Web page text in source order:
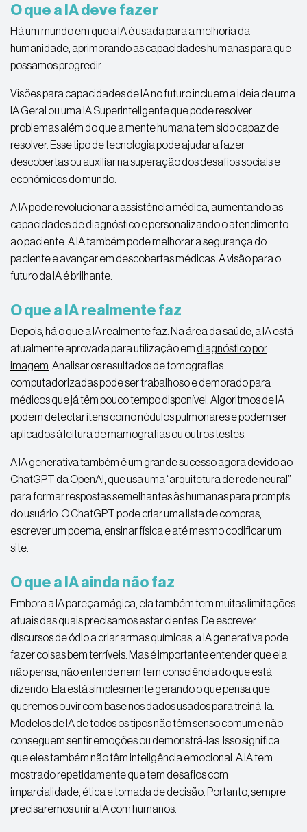
O que a IA deve fazer
Há um mundo em que a IA é usada para a melhoria da
humanidade, aprimorando as capacidades humanas para que
possamos progredir.
Visões para capacidades de IA no futuro incluem a ideia de uma
IA Geral ou uma IA Superinteligente que pode resolver
problemas além do que a mente humana tem sido capaz de
resolver. Esse tipo de tecnologia pode ajudar a fazer
descobertas ou auxiliar na superação dos desafios sociais e
econômicos do mundo.
A IA pode revolucionar a assistência médica, aumentando as
capacidades de diagnóstico e personalizando o atendimento
ao paciente. A IA também pode melhorar a segurança do
paciente e avançar em descobertas médicas. A visão para o
futuro da IA é brilhante.
O que a IA realmente faz
Depois, há o que a IA realmente faz. Na área da saúde, a IA está
atualmente aprovada para utilização em diagnóstico por
imagem . Analisar os resultados de tomografias
computadorizadas pode ser trabalhoso e demorado para
médicos que já têm pouco tempo disponível. Algoritmos de IA
podem detectar itens como nódulos pulmonares e podem ser
aplicados à leitura de mamografias ou outros testes.
A IA generativa também é um grande sucesso agora devido ao
ChatGPT da OpenAI, que usa uma “arquitetura de rede neural”
para formar respostas semelhantes às humanas para prompts
do usuário. O ChatGPT pode criar uma lista de compras,
escrever um poema, ensinar física e até mesmo codificar um
site.
O que a IA ainda não faz
Embora a IA pareça mágica, ela também tem muitas limitações
atuais das quais precisamos estar cientes. De escrever
discursos de ódio a criar armas químicas, a IA generativa pode
fazer coisas bem terríveis. Mas é importante entender que ela
não pensa, não entende nem tem consciência do que está
dizendo. Ela está simplesmente gerando o que pensa que
queremos ouvir com base nos dados usados ​​para treiná-la.
Modelos de IA de todos os tipos não têm senso comum e não
conseguem sentir emoções ou demonstrá-las. Isso significa
que eles também não têm inteligência emocional. A IA tem
mostrado repetidamente que tem desafios com
imparcialidade, ética e tomada de decisão. Portanto, sempre
precisaremos unir a IA com humanos.